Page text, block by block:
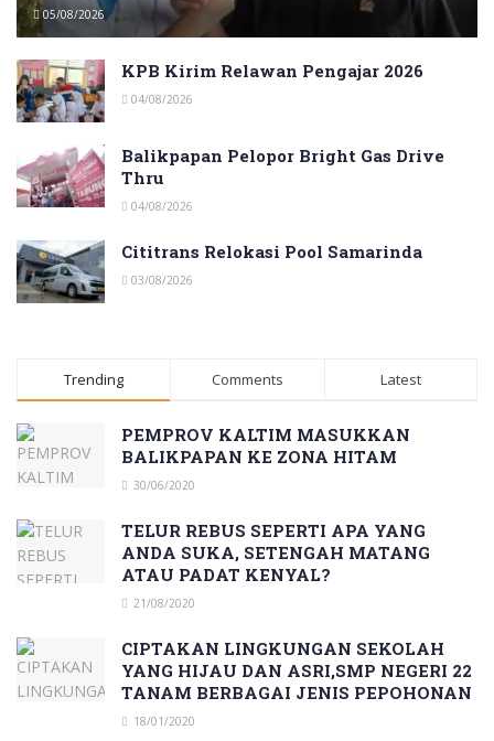
05/08/2026
KPB Kirim Relawan Pengajar 2026
04/08/2026
Balikpapan Pelopor Bright Gas Drive
Thru
04/08/2026
Cititrans Relokasi Pool Samarinda
03/08/2026
Trending Comments Latest
PEMPROV KALTIM MASUKKAN
BALIKPAPAN KE ZONA HITAM
30/06/2020
TELUR REBUS SEPERTI APA YANG
ANDA SUKA, SETENGAH MATANG
ATAU PADAT KENYAL?
21/08/2020
CIPTAKAN LINGKUNGAN SEKOLAH
YANG HIJAU DAN ASRI,SMP NEGERI 22
TANAM BERBAGAI JENIS PEPOHONAN
18/01/2020